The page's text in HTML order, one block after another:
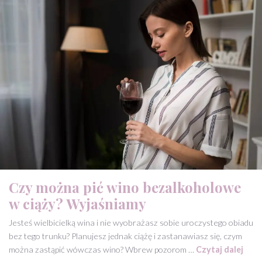
Czy można pić wino bezalkoholowe
w ciąży? Wyjaśniamy
Jesteś wielbicielką wina i nie wyobrażasz sobie uroczystego obiadu
bez tego trunku? Planujesz jednak ciążę i zastanawiasz się, czym
można zastąpić wówczas wino? Wbrew pozorom … Czytaj dalej